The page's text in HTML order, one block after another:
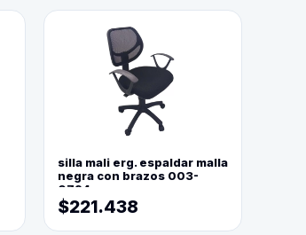
silla mali erg. espaldar malla
negra con brazos 003-
0794
$221.438